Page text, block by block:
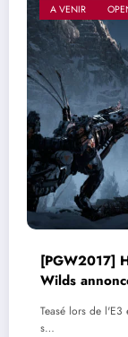
A VENIR
[PGW2017]
Wilds
Teasé lors de
s…